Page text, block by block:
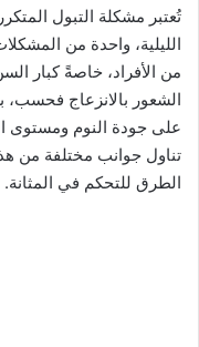
تُعتبر مشكلة التبول
الليلية، واحدة من
من الأفراد، خاصةً كبار
الشعور بالانزعاج فحسب،
على جودة النوم ومستوى
تناول جوانب مختلفة من
الطرق للتحكم في المثانة.